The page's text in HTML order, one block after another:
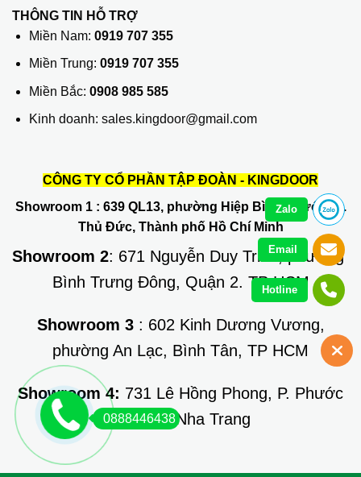
THÔNG TIN HỖ TRỢ
Miền Nam: 0919 707 355
Miền Trung: 0919 707 355
Miền Bắc: 0908 985 585
Kinh doanh: sales.kingdoor@gmail.com
CÔNG TY CỔ PHẦN TẬP ĐOÀN - KINGDOOR
Showroom 1: 639 QL13, phường Hiệp Bình Phước, Q.
Thủ Đức, Thành phố Hồ Chí Minh
Showroom 2: 671 Nguyễn Duy Trinh, phường
Bình Trưng Đông, Quận 2. TP HCM
Showroom 3: 602 Kinh Dương Vương,
phường An Lạc, Bình Tân, TP HCM
Showroom 4: 731 Lê Hồng Phong, P. Phước
Long, TP Nha Trang
0888446438
Zalo
Email
Hotline